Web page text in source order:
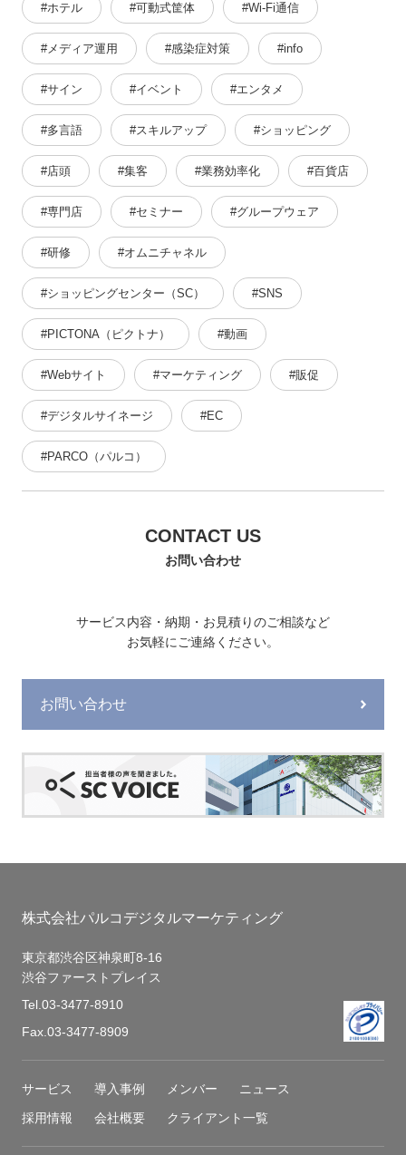
#ホテル #可動式筐体 #Wi-Fi通信
#メディア運用 #感染症対策 #info
#サイン #イベント #エンタメ
#多言語 #スキルアップ #ショッピング
#店頭 #集客 #業務効率化 #百貨店
#専門店 #セミナー #グループウェア
#研修 #オムニチャネル
#ショッピングセンター（SC） #SNS
#PICTONA（ピクトナ） #動画
#Webサイト #マーケティング #販促
#デジタルサイネージ #EC
#PARCO（パルコ）
CONTACT US
お問い合わせ
サービス内容・納期・お見積りのご相談など
お気軽にご連絡ください。
お問い合わせ
株式会社パルコデジタルマーケティング
東京都渋谷区神泉町8-16
渋谷ファーストプレイス
Tel. 03-3477-8910
Fax.03-3477-8909
サービス 導入事例 メンバー
ニュース
採用情報
会社概要 クライアント一覧